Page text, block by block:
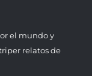
el mundo y
relatos de